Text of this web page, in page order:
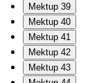
Mektup 39
Mektup 40
Mektup 41
Mektup 42
Mektup 43